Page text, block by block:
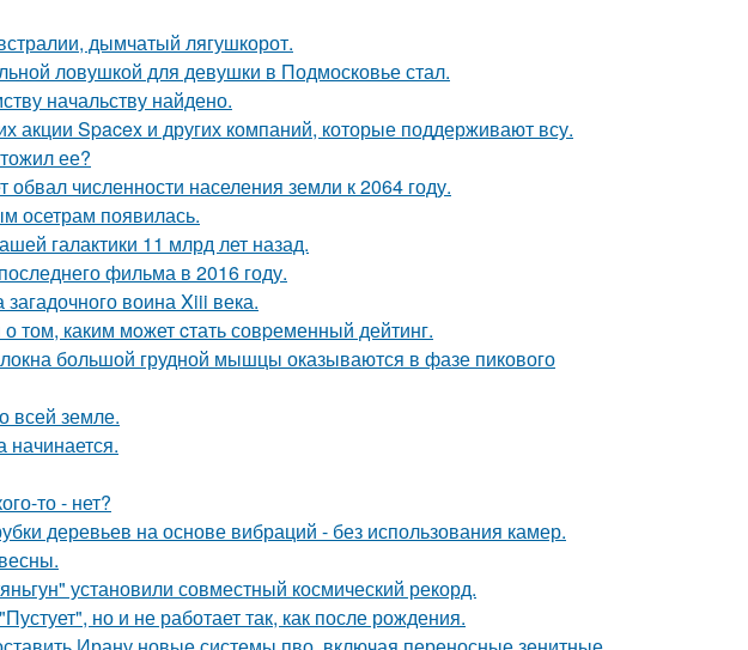
дымчатый лягушкорот.
ловушкой для девушки в Подмосковье стал.
начальству найдено.
акции Spacex и других компаний, которые поддерживают всу.
ее?
численности населения земли к 2064 году.
осетрам появилась.
галактики 11 млрд лет назад.
фильма в 2016 году.
воина Xiii века.
каким мoжет cтать совpеменный дейтинг.
большой грудной мышцы оказываются в фазе пикового
всей земле.
начинается.
то - нет?
деревьев на основе вибраций - без использования камер.
установили совместный космический рекорд.
но и не работает так, как после рождения.